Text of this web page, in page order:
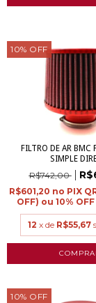
10% OFF
FILTRO DE AR BMC
SIMPLE
R$742,00
R$601,20
12 x de R$55,67
10% OFF